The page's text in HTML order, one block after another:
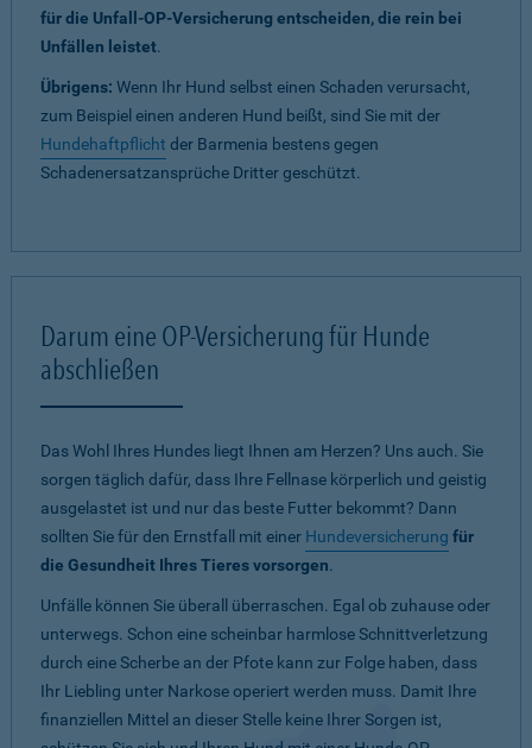
für die Unfall-OP-Versicherung entscheiden, die rein bei
Unfällen leistet.
Übrigens: Wenn Ihr Hund selbst einen Schaden verursacht,
zum Beispiel einen anderen Hund beißt, sind Sie mit der
Hundehaftpflicht der Barmenia bestens gegen
Schadenersatzansprüche Dritter geschützt.
Darum eine OP-Versicherung für Hunde
abschließen
Das Wohl Ihres Hundes liegt Ihnen am Herzen? Uns auch. Sie
sorgen täglich dafür, dass Ihre Fellnase körperlich und geistig
ausgelastet ist und nur das beste Futter bekommt? Dann
sollten Sie für den Ernstfall mit einer Hundeversicherung für
die Gesundheit Ihres Tieres vorsorgen.
Unfälle können Sie überall überraschen. Egal ob zuhause oder
unterwegs. Schon eine scheinbar harmlose Schnittverletzung
durch eine Scherbe an der Pfote kann zur Folge haben, dass
Ihr Liebling unter Narkose operiert werden muss. Damit Ihre
finanziellen Mittel an dieser Stelle keine Ihrer Sorgen ist,